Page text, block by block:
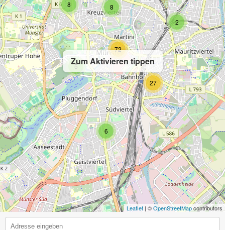
Zum Aktivieren tippen
2
8
6
8
27
5
72
Leaflet | ©OpenStreetMapcontributors